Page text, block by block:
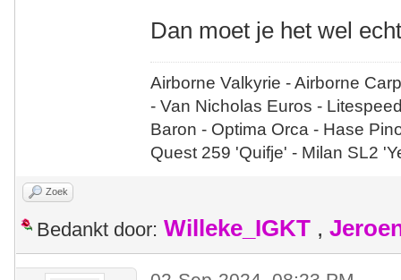
Dan moet je het wel
Airborne Valkyrie - Airborne
- Van Nicholas Euros -
Baron - Optima Orca - Hase
Quest 259 'Quifje' - Milan SL2
Zoek
Bedankt door: Willeke_IGKT ,